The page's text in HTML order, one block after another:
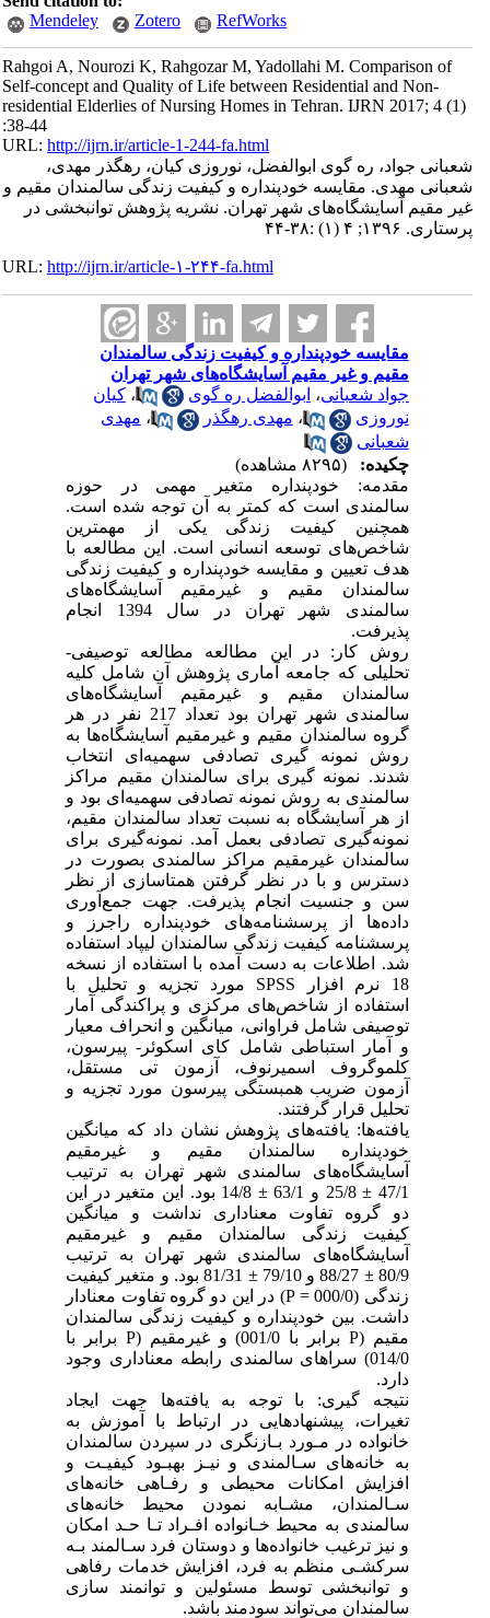
Mendeley
Zotero RefWorks
Rahgoi A, Nourozi K, Rahgozar M, Yadollahi M. Comparison of
Self-concept and Quality of Life between Residential and Non-
residential Elderlies of Nursing Homes in Tehran. IJRN 2017; 4 (1)
:38-44
URL:http://ijrn.ir/article-1-244-fa.html
شعبانی جواد، ره گوی ابوالفضل، نوروزی کیان، رهگذر مهدی،
شعبانی مهدی. مقایسه خودپنداره و کیفیت زندگی سالمندان مقیم و
غیر مقیم آسایشگاه‌های شهر تهران. نشریه پژوهش توانبخشی در
پرستاری. ۱۳۹۶; ۴ (۱) :۳۸-۴۴
URL:http://ijrn.ir/article-۱-۲۴۴-fa.html
مقایسه خودپنداره و کیفیت زندگی سالمندان
مقیم و غیر مقیم آسایشگاه‌های شهر تهران
جواد شعبانی،ابوالفضل ره گوی ،کیان
نوروزی
،مهدی رهگذر ،مهدی
شعبانی
چکیده:
مقدمه: خودپنداره متغیر مهمی در حوزه
سالمندی است که کمتر به آن توجه شده است.
همچنین کیفیت زندگی یکی از مهمترین
شاخص‌های توسعه انسانی است. این مطالعه با
هدف تعیین و مقایسه خودپنداره و کیفیت زندگی
سالمندان مقیم و غیرمقیم آسایشگاه‌های
سالمندی شهر تهران در سال 1394 انجام
پذیرفت.
روش کار: در این مطالعه مطالعه توصیفی-
تحلیلی که جامعه آماری پژوهش آن شامل کلیه
سالمندان مقیم و غیرمقیم آسایشگاه‌های
سالمندی شهر تهران بود تعداد 217 نفر در هر
گروه سالمندان مقیم و غیرمقیم آسایشگاه‌ها به
روش نمونه گیری تصادفی سهمیه‌ای انتخاب
شدند. نمونه گیری برای سالمندان مقیم مراکز
سالمندی به روش نمونه تصادفی سهمیه‌ای بود و
از هر آسایشگاه به نسبت تعداد سالمندان مقیم،
نمونه‌گیری تصادفی بعمل آمد. نمونه‌گیری برای
سالمندان غیرمقیم مراکز سالمندی بصورت در
دسترس و با در نظر گرفتن همتاسازی از نظر
سن و جنسیت انجام پذیرفت. جهت جمع‌آوری
داده‌ها از پرسشنامه‌های خودپنداره راجرز و
پرسشنامه کیفیت زندگی سالمندان لیپاد استفاده
شد. اطلاعات به دست آمده با استفاده از نسخه
18 نرم افزار SPSS مورد تجزیه و تحلیل با
استفاده از شاخص‌های مرکزی و پراکندگی آمار
توصیفی شامل فراوانی، میانگین و انحراف معیار
و آمار استباطی شامل کای اسکوئر- پیرسون،
کلموگروف اسمیرنوف، آزمون تی مستقل،
آزمون ضریب همبستگی پیرسون مورد تجزیه و
تحلیل قرار گرفتند.
یافته‌ها: یافته‌های پژوهش نشان داد که میانگین
خودپنداره سالمندان مقیم و غیرمقیم
آسایشگاه‌های سالمندی شهر تهران به ترتیب
47/1 ± 25/8 و 63/1 ± 14/8 بود. این متغیر در این
دو گروه تفاوت معناداری نداشت و میانگین
کیفیت زندگی سالمندان مقیم و غیرمقیم
آسایشگاه‌های سالمندی شهر تهران به ترتیب
80/9 ± 88/27 و 79/10 ± 81/31 بود. و متغیر کیفیت
زندگی (000/0 = P) در این دو گروه تفاوت معنادار
داشت. بین خودپنداره و کیفیت زندگی سالمندان
مقیم (P برابر با 001/0) و غیرمقیم (P برابر با
014/0) سراهای سالمندی رابطه معناداری وجود
دارد.
نتیجه گیری: با توجه به یافته‌ها جهت ایجاد
تغیرات، پیشنهادهایی در ارتباط با آموزش به
خانواده در مـورد بـازنگری در سپردن سالمندان
به خانه‌های سـالمندی و نیـز بهبـود کیفیـت و
افزایش امکانات محیطی و رفـاهی خانه‌های
سـالمندان، مشـابه نمودن محیط خانه‌های
سالمندی به محیط خـانواده افـراد تـا حـد امکان
و نیز ترغیب خانواده‌ها و دوستان فرد سـالمند بـه
سرکشـی منظم به فرد، افزایش خدمات رفاهی
و توانبخشی توسط مسئولین و توانمند سازی
سالمندان می‌تواند سودمند باشد.